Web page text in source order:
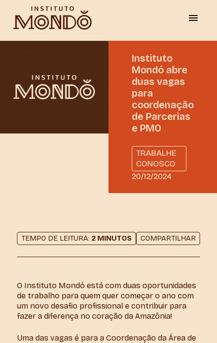
Instituto
Mondó abre
duas vagas
para
coordenação
de Parcerias
e PMO
TRABALHE
CONOSCO
20/12/2024
TEMPO DE LEITURA: 2 MINUTOS COMPARTILHAR
O Instituto Mondó está com duas oportunidades
de trabalho para quem quer começar o ano com
um novo desafio profissional e contribuir para
fazer a diferença no coração da Amazônia!
Uma das vagas é para a Coordenação da Área de